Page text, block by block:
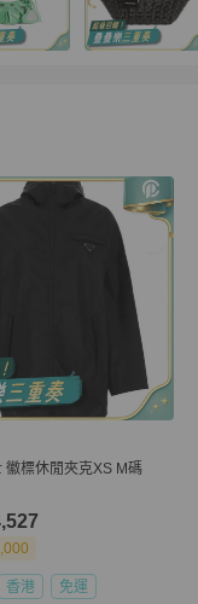
徽標休閒夾克XS M碼
香港 免運